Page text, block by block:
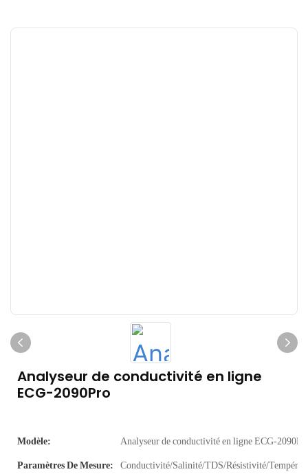
Analyseur de conductivité en ligne
ECG-2090Pro
Modèle: Analyseur de conductivité en ligne ECG-
Paramètres De Mesure: Conductivité/Salinité/TDS/Résistivité/